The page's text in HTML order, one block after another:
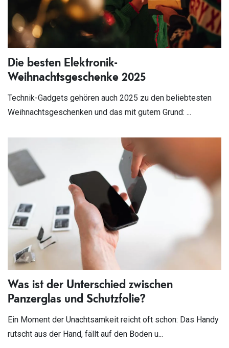
Die besten Elektronik-
Weihnachtsgeschenke 2025
Technik-Gadgets gehören auch 2025 zu den beliebtesten
Weihnachtsgeschenken und das mit gutem Grund: ...
Was ist der Unterschied zwischen
Panzerglas und Schutzfolie?
Ein Moment der Unachtsamkeit reicht oft schon: Das Handy
rutscht aus der Hand, fällt auf den Boden u...